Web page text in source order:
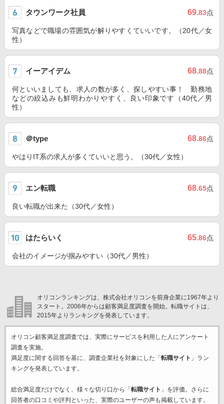
タウンワーク社員 69.83点
写真などで職場の雰囲気が解りやすくていいです。（20代／女
性）
イーアイデム 68.88点
何といいましても、求人の数が多く、探しやすい事！ 勤務地
などの絞込みも鮮明わかりやすく、良い印象です（40代／男
性）
＠type 68.86点
やはりIT系の求人が多くていいと思う。（30代／女性）
エン転職 68.65点
良い転職が出来た（30代／女性）
はたらいく 65.86点
会社のイメージが掴みやすい（30代／男性）
オリコンランキングは、株式会社オリコンを前身企業に1967年より
スタート。2006年からは顧客満足度調査を開始。転職サイトは、
2015年よりランキングを発表しています。
オリコン顧客満足度調査では、実際にサービスを利用した 人にアンケート
調査を実施。
満足度に関する回答を基に、調査企業社を対象にした「 転職サイト 」ラン
キングを発表しています。
総合満足度だけでなく、様々な切り口から「 転職サイト 」を評価。さらに
回答者の口コミや評判といった、実際のユーザーの声も掲載しています。